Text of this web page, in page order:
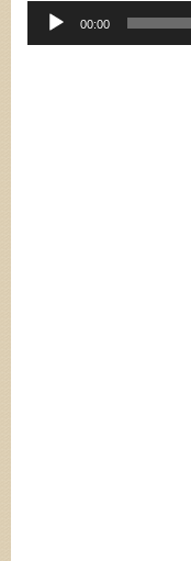
Аудиоплеер
00:00